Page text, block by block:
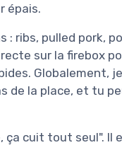
épais.
: ribs, pulled pork,
sur la firebox
Globalement,
de la place, et tu
ça cuit tout seul". Il